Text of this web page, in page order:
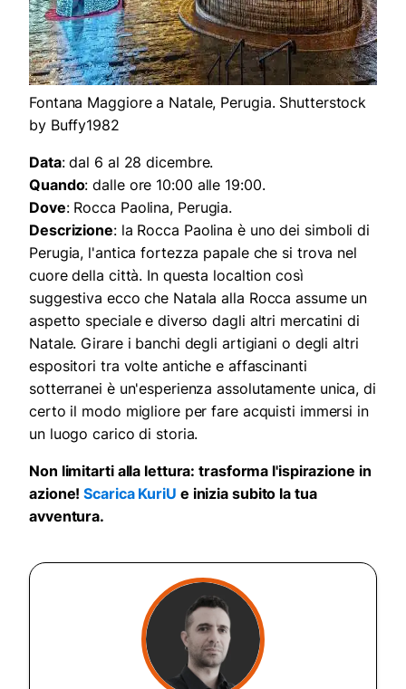
Fontana Maggiore a Natale, Perugia. Shutterstock
by Buffy1982
Data: dal 6 al 28 dicembre.
Quando: dalle ore 10:00 alle 19:00.
Dove: Rocca Paolina, Perugia.
Descrizione: la Rocca Paolina è uno dei simboli di
Perugia, l'antica fortezza papale che si trova nel
cuore della città. In questa localtion così
suggestiva ecco che Natala alla Rocca assume un
aspetto speciale e diverso dagli altri mercatini di
Natale. Girare i banchi degli artigiani o degli altri
espositori tra volte antiche e affascinanti
sotterranei è un'esperienza assolutamente unica, di
certo il modo migliore per fare acquisti immersi in
un luogo carico di storia.
Non limitarti alla lettura: trasforma l'ispirazione in
azione!Scarica KuriU e inizia subito la tua
avventura.